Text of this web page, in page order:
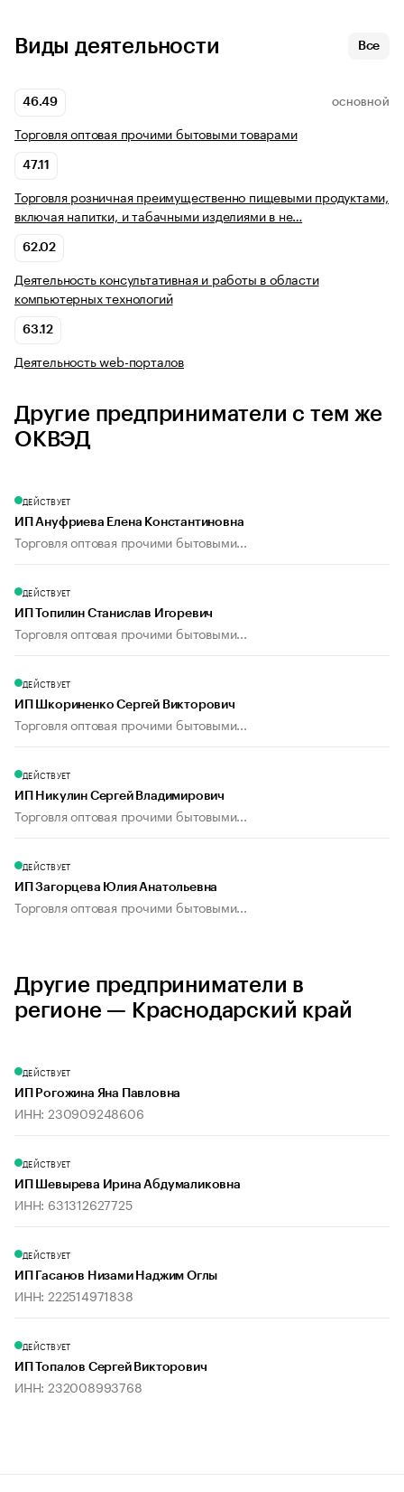
Виды деятельности Все
46.49 ОСНОВНОЙ
Торговля оптовая прочими бытовыми товарами
47.11
Торговля розничная преимущественно пищевыми продуктами,
включая напитки, и табачными изделиями в не…
62.02
Деятельность консультативная и работы в области
компьютерных технологий
63.12
Деятельность web-порталов
Другие предприниматели с тем же
ОКВЭД
ДЕЙСТВУЕТ
ИП Ануфриева Елена Константиновна
Торговля оптовая прочими бытовыми...
ДЕЙСТВУЕТ
ИП Топилин Станислав Игоревич
Торговля оптовая прочими бытовыми...
ДЕЙСТВУЕТ
ИП Шкориненко Сергей Викторович
Торговля оптовая прочими бытовыми...
ДЕЙСТВУЕТ
ИП Никулин Сергей Владимирович
Торговля оптовая прочими бытовыми...
ДЕЙСТВУЕТ
ИП Загорцева Юлия Анатольевна
Торговля оптовая прочими бытовыми...
Другие предприниматели в
регионе — Краснодарский край
ДЕЙСТВУЕТ
ИП Рогожина Яна Павловна
ИНН: 230909248606
ДЕЙСТВУЕТ
ИП Шевырева Ирина Абдумаликовна
ИНН: 631312627725
ДЕЙСТВУЕТ
ИП Гасанов Низами Наджим Оглы
ИНН: 222514971838
ДЕЙСТВУЕТ
ИП Топалов Сергей Викторович
ИНН: 232008993768